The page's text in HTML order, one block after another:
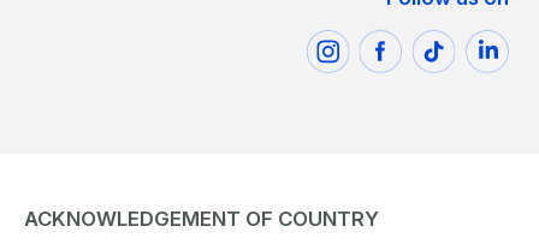
ACKNOWLEDGEMENT OF COUNTRY